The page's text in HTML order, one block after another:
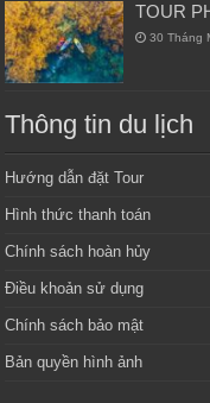
TOUR
30 Tháng
Thông tin du lịch
Hướng dẫn đặt Tour
Hình thức thanh toán
Chính sách hoàn hủy
Điều khoản sử dụng
Chính sách bảo mật
Bản quyền hình ảnh